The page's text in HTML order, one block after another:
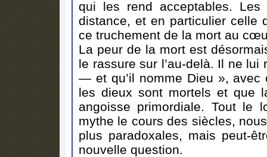
qui les rend acceptables.
distance, et en particulier celle
ce truchement de la mort au
La peur de la mort est
le rassure sur l’au-delà. Il ne lui
— et qu’il nomme Dieu », avec
les dieux sont mortels et que
angoisse primordiale. Tout le
mythe le cours des siècles,
plus paradoxales, mais peut-
nouvelle question.